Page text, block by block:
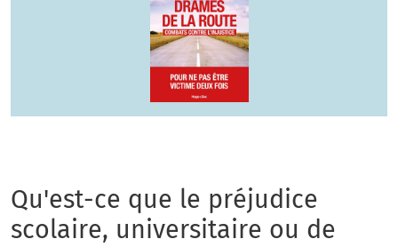
Qu'est-ce que le préjudice
scolaire, universitaire ou de